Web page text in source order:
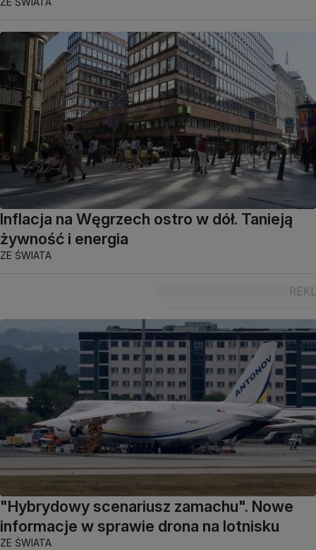
Inflacja na Węgrzech ostro w dół. Tanieją
żywność i energia
ZE ŚWIATA
"Hybrydowy scenariusz zamachu". Nowe
informacje w sprawie drona na lotnisku
ZE ŚWIATA